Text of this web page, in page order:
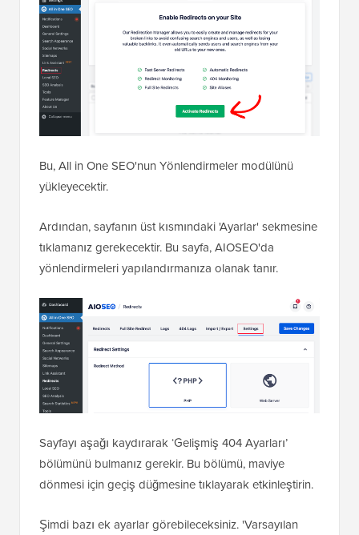
Bu, All in One SEO'nun Yönlendirmeler modülünü
yükleyecektir.
Ardından, sayfanın üst kısmındaki 'Ayarlar' sekmesine
tıklamanız gerekecektir. Bu sayfa, AIOSEO'da
yönlendirmeleri yapılandırmanıza olanak tanır.
Sayfayı aşağı kaydırarak ‘Gelişmiş 404 Ayarları’
bölümünü bulmanız gerekir. Bu bölümü, maviye
dönmesi için geçiş düğmesine tıklayarak etkinleştirin.
Şimdi bazı ek ayarlar görebileceksiniz. 'Varsayılan